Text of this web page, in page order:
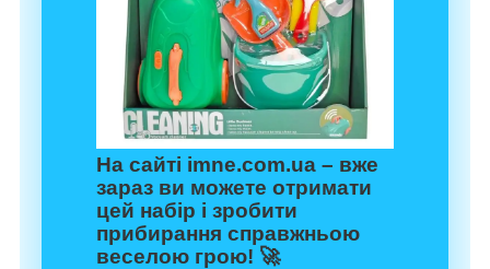
На сайті imne.com.ua – вже
зараз ви можете отримати
цей набір і зробити
прибирання справжньою
веселою грою! 🚀